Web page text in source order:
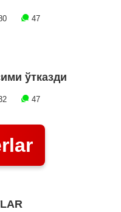
47
ўтказди
47